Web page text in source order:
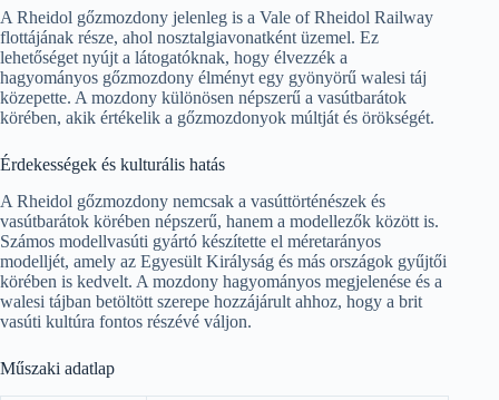
A Rheidol gőzmozdony jelenleg is a Vale of Rheidol Railway
flottájának része, ahol nosztalgiavonatként üzemel. Ez
lehetőséget nyújt a látogatóknak, hogy élvezzék a
hagyományos gőzmozdony élményt egy gyönyörű walesi táj
közepette. A mozdony különösen népszerű a vasútbarátok
körében, akik értékelik a gőzmozdonyok múltját és örökségét.
Érdekességek és kulturális hatás
A Rheidol gőzmozdony nemcsak a vasúttörténészek és
vasútbarátok körében népszerű, hanem a modellezők között is.
Számos modellvasúti gyártó készítette el méretarányos
modelljét, amely az Egyesült Királyság és más országok gyűjtői
körében is kedvelt. A mozdony hagyományos megjelenése és a
walesi tájban betöltött szerepe hozzájárult ahhoz, hogy a brit
vasúti kultúra fontos részévé váljon.
Műszaki adatlap